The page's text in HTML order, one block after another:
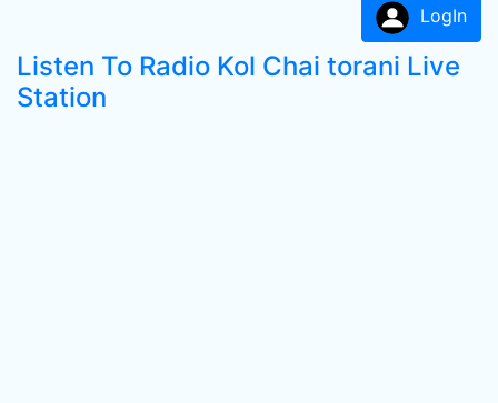
LogIn
Listen To Radio Kol Chai torani Live
Station